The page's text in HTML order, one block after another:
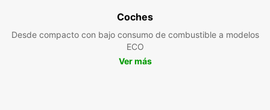
Coches
Desde compacto con bajo consumo de combustible a modelos
ECO
Ver más